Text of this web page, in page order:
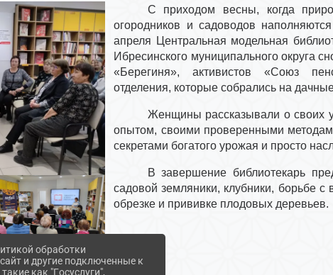
С приходом весны, когда
огородников и садоводов
апреля Центральная модельная
Ибресинского муниципального округа
«Берегиня», активистов «Союз
отделения, которые собрались на
Женщины рассказывали о своих
опытом, своими проверенными
секретами богатого урожая и просто
В завершение библиотекарь
садовой земляники, клубники, борьбе
обрезке и прививке плодовых деревьев.
обработки
и другие подключенные к
как "Госуслуги",